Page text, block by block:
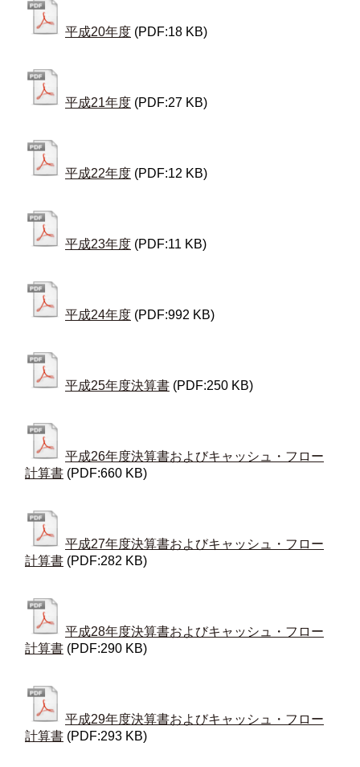
平成20年度 (PDF:18 KB)
平成21年度 (PDF:27 KB)
平成22年度 (PDF:12 KB)
平成23年度 (PDF:11 KB)
平成24年度 (PDF:992 KB)
平成25年度決算書 (PDF:250 KB)
平成26年度決算書およびキャッシュ・フロー
計算書 (PDF:660 KB)
平成27年度決算書およびキャッシュ・フロー
計算書 (PDF:282 KB)
平成28年度決算書およびキャッシュ・フロー
計算書 (PDF:290 KB)
平成29年度決算書およびキャッシュ・フロー
計算書 (PDF:293 KB)